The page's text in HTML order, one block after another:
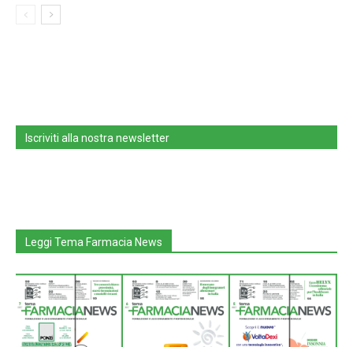
Iscriviti alla nostra newsletter
Leggi Tema Farmacia News